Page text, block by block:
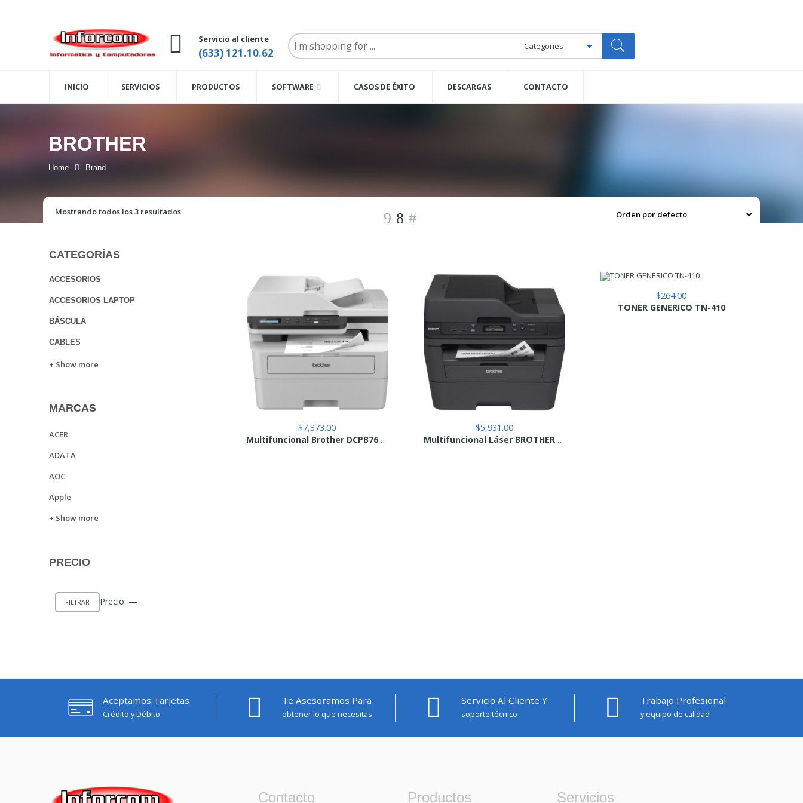
Servicio al cliente
(633) 121.10.62
Search
here
INICIO SERVICIOS PRODUCTOS SOFTWARE CASOS DE ÉXITO DESCARGAS CONTACTO
BROTHER
Home Brand
Mostrando todos los 3 resultados
$7,373.00
Multifuncional Brother DCPB7640DW
$5,931.00
Multifuncional Láser BROTHER DCPL2540DW
$264.00
TONER GENERICO TN-410
CATEGORÍAS
ACCESORIOS
ACCESORIOS LAPTOP
BÁSCULA
CABLES
+ Show more
MARCAS
ACER
ADATA
AOC
Apple
+ Show more
PRECIO
Precio
Precio
FILTRAR Precio: —
Aceptamos Tarjetas
Crédito y Débito
Te Asesoramos Para
obtener lo que necesitas
Servicio Al Cliente Y
soporte técnico
Trabajo Profesional
y equipo de calidad
Contacto Productos Servicios